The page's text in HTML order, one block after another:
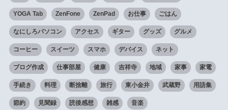
YOGA Tab ZenFone ZenPad お仕事 ごはん
なにしろパソコン アクセス ギター グッズ グルメ
コーヒー スイーツ スマホ デバイス ネット
ブログ作成 仕事部屋 健康 吉祥寺 地域 家事 家電
手続き 料理 断捨離 旅行 東小金井 武蔵野 用語集
節約 見聞録 読後感想 雑感 音楽